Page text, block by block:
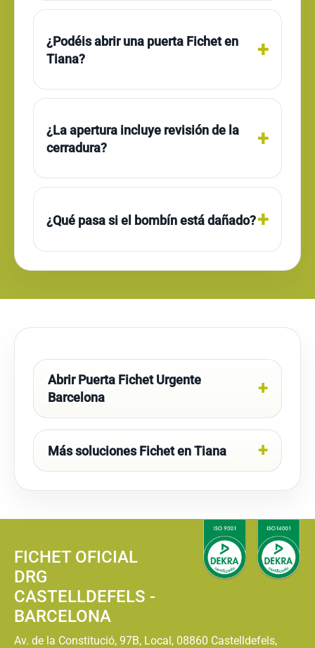
¿Podéis abrir una puerta Fichet en
Tiana?
¿La apertura incluye revisión de la
cerradura?
¿Qué pasa si el bombín está dañado?
Abrir Puerta Fichet Urgente
Barcelona
Más soluciones Fichet en Tiana
FICHET OFICIAL
DRG
CASTELLDEFELS -
BARCELONA
Av. de la Constitució, 97B, Local, 08860 Castelldefels,